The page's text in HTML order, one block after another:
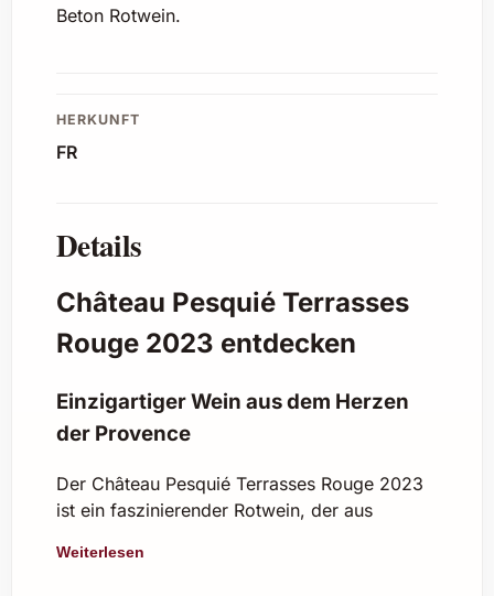
Beton Rotwein.
HERKUNFT
FR
Details
Château Pesquié Terrasses
Rouge 2023 entdecken
Einzigartiger Wein aus dem Herzen
der Provence
Der Château Pesquié Terrasses Rouge 2023
ist ein faszinierender Rotwein, der aus
Anbaugebiet Ventoux in der Provence
Weiterlesen